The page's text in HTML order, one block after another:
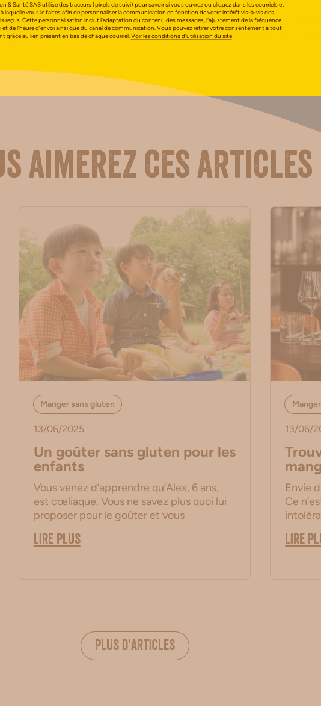
association avec d’autres farines, lafarine de rizet celle de
dessaveurset destextures innovantesaux préparations
aimerez ces articles
Manger sans gluten
13/06/2025
Un goûter sans gluten pour les
enfants
Vous venez d’apprendre qu’Alex, 6 ans,
est cœliaque. Vous ne savez plus quoi lui
proposer pour le goûter et vous
LIRE PLUS
13/06/
Envie
Ce
LIRE
PLUS D’ARTICLES
& Santé SAS utilise des traceurs (pixels de suivi) pour savoir si vous ouvrez ou cliquez dans les courriels et
à laquelle vous le faites afin de personnaliser la communication en fonction de votre intérêt vis-à-vis des
reçus. Cette personnalisation inclut l’adaptation du contenu des messages, l’ajustement de la fréquence
et de l’heure d’envoi ainsi que du canal de communication. Vous pouvez retirer votre consentement à tout
grâce au lien présent en bas de chaque courriel.Voir les conditions d’utilisation du site